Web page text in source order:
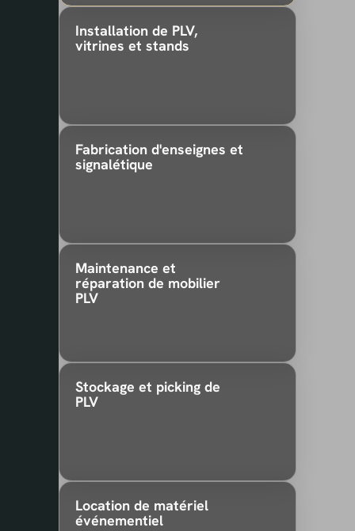
Installation de PLV,
vitrines et stands
Fabrication d'enseignes et
signalétique
Maintenance et
réparation de mobilier
PLV
Stockage et picking de
PLV
Location de matériel
événementiel